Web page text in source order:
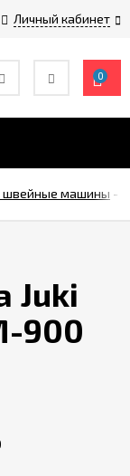
Личный кабинет
0
швейные машины -
Juki
900